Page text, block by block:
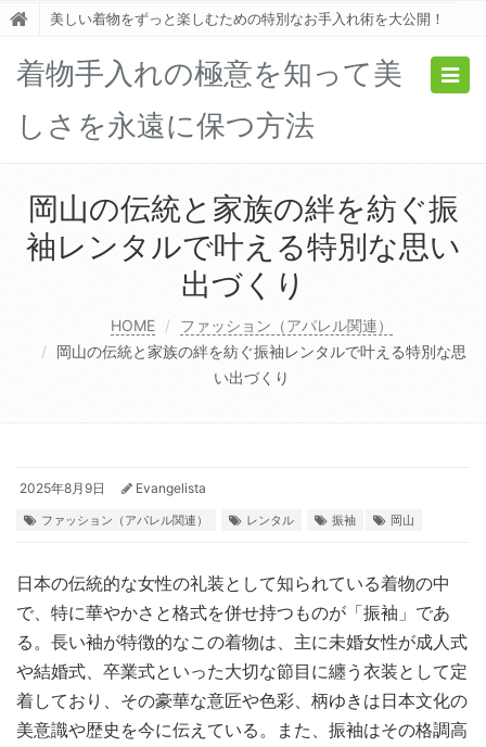
美しい着物をずっと楽しむための特別なお手入れ術を大公開！
着物手入れの極意を知って美
しさを永遠に保つ方法
岡山の伝統と家族の絆を紡ぐ振
袖レンタルで叶える特別な思い
出づくり
HOME
ファッション（アパレル関連）
岡山の伝統と家族の絆を紡ぐ振袖レンタルで叶える特別な思
い出づくり
2025年8月9日 Evangelista
ファッション（アパレル関連） レンタル 振袖 岡山
日本の伝統的な女性の礼装として知られている着物の中
で、特に華やかさと格式を併せ持つものが「振袖」であ
る。 長い袖が特徴的なこの着物は、主に未婚女性が成人式
や結婚式、卒業式といった大切な節目に纏う衣装として定
着しており、その豪華な意匠や色彩、柄ゆきは日本文化の
美意識や歴史を今に伝えている。また、振袖はその格調高